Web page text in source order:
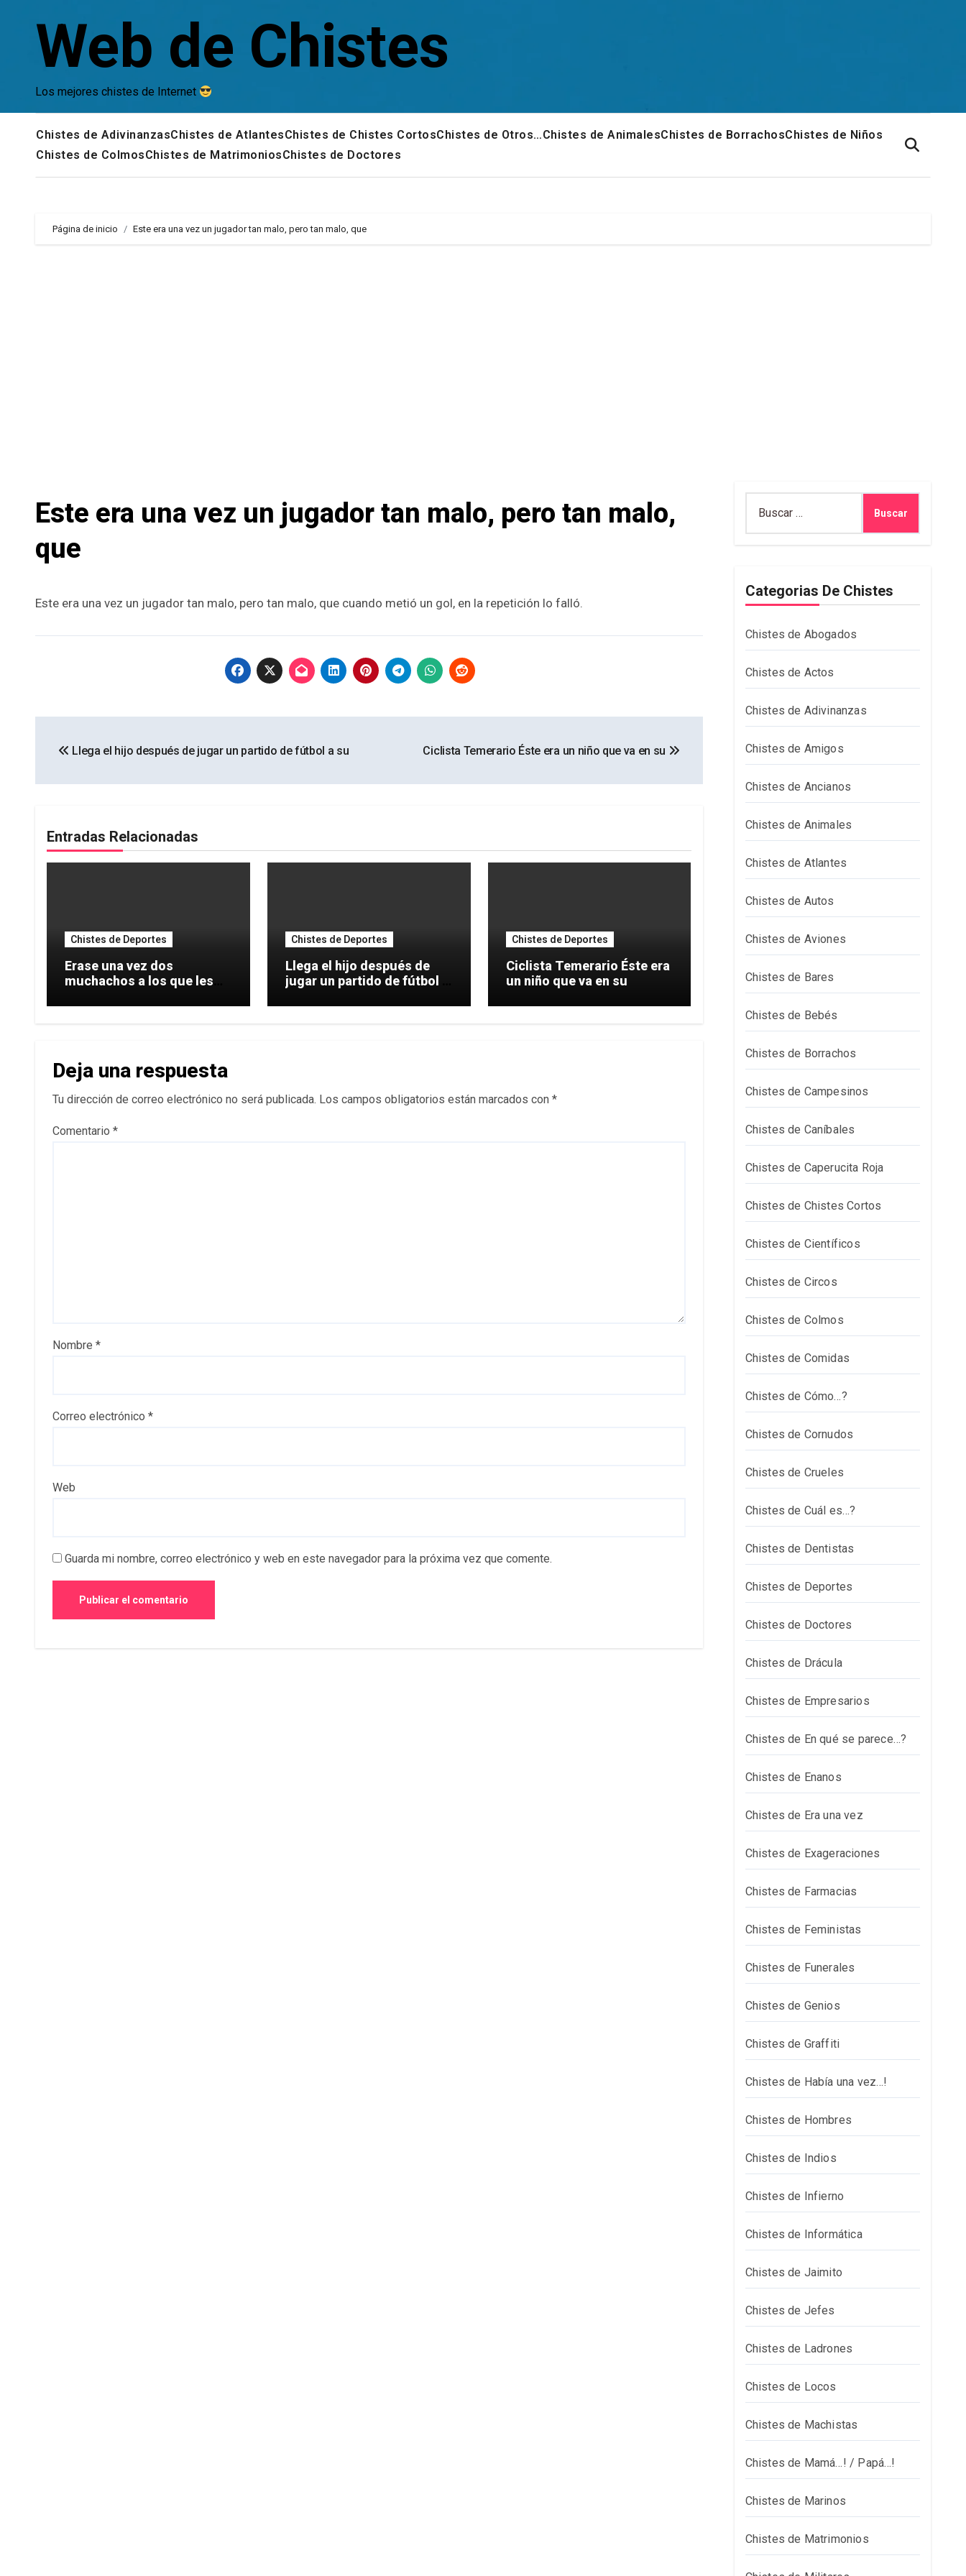
contenidoWeb de Chistes
Los mejores chistes de Internet
Chistes de AdivinanzasChistes de AtlantesChistes de Chistes CortosChistes de Otros…Chistes de AnimalesChistes de BorrachosChistes de Niños
Chistes de ColmosChistes de MatrimoniosChistes de Doctores
Página de inicio Este era una vez un jugador tan malo, pero tan malo, que
Este era una vez un jugador tan malo, pero tan malo,
que
Este era una vez un jugador tan malo, pero tan malo, que cuando metió un gol, en la repetición lo falló.
de
entradas
Llega el hijo después de jugar un partido de fútbol a su Ciclista Temerario Éste era un niño que va en su
Entradas Relacionadas
Chistes de Deportes
Erase una vez dos
muchachos a los que les
Chistes de Deportes
Llega el hijo después de
jugar un partido de fútbol a
Chistes de Deportes
Ciclista Temerario Éste era
un niño que va en su
Deja una respuesta
Tu dirección de correo electrónico no será publicada. Los campos obligatorios están marcados con *
Comentario *
Nombre *
Correo electrónico *
Web
Guarda mi nombre, correo electrónico y web en este navegador para la próxima vez que comente.
Categorias De Chistes
Chistes de Abogados
Chistes de Actos
Chistes de Adivinanzas
Chistes de Amigos
Chistes de Ancianos
Chistes de Animales
Chistes de Atlantes
Chistes de Autos
Chistes de Aviones
Chistes de Bares
Chistes de Bebés
Chistes de Borrachos
Chistes de Campesinos
Chistes de Caníbales
Chistes de Caperucita Roja
Chistes de Chistes Cortos
Chistes de Científicos
Chistes de Circos
Chistes de Colmos
Chistes de Comidas
Chistes de Cómo…?
Chistes de Cornudos
Chistes de Crueles
Chistes de Cuál es…?
Chistes de Dentistas
Chistes de Deportes
Chistes de Doctores
Chistes de Drácula
Chistes de Empresarios
Chistes de En qué se parece…?
Chistes de Enanos
Chistes de Era una vez
Chistes de Exageraciones
Chistes de Farmacias
Chistes de Feministas
Chistes de Funerales
Chistes de Genios
Chistes de Graffiti
Chistes de Había una vez…!
Chistes de Hombres
Chistes de Indios
Chistes de Infierno
Chistes de Informática
Chistes de Jaimito
Chistes de Jefes
Chistes de Ladrones
Chistes de Locos
Chistes de Machistas
Chistes de Mamá…! / Papá…!
Chistes de Marinos
Chistes de Matrimonios